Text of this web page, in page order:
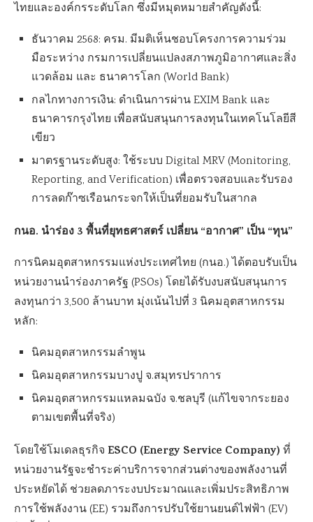
ไทยและองค์กรระดับโลก ซึ่งมีหมุดหมายสำคัญดังนี้:
ธันวาคม 2568: ครม. มีมติเห็นชอบโครงการความร่วม
มือระหว่าง กรมการเปลี่ยนแปลงสภาพภูมิอากาศและสิ่ง
แวดล้อม และ ธนาคารโลก (World Bank)
กลไกทางการเงิน: ดำเนินการผ่าน EXIM Bank และ
ธนาคารกรุงไทย เพื่อสนับสนุนการลงทุนในเทคโนโลยีสี
เขียว
มาตรฐานระดับสูง: ใช้ระบบ Digital MRV (Monitoring,
Reporting, and Verification) เพื่อตรวจสอบและรับรอง
การลดก๊าซเรือนกระจกให้เป็นที่ยอมรับในสากล
กนอ. นำร่อง 3 พื้นที่ยุทธศาสตร์ เปลี่ยน “อากาศ” เป็น “ทุน”
การนิคมอุตสาหกรรมแห่งประเทศไทย (กนอ.) ได้ตอบรับเป็น
หน่วยงานนำร่องภาครัฐ (PSOs) โดยได้รับงบสนับสนุนการ
ลงทุนกว่า 3,500 ล้านบาท มุ่งเน้นไปที่ 3 นิคมอุตสาหกรรม
หลัก:
นิคมอุตสาหกรรมลำพูน
นิคมอุตสาหกรรมบางปู จ.สมุทรปราการ
นิคมอุตสาหกรรมแหลมฉบัง จ.ชลบุรี (แก้ไขจากระยอง
ตามเขตพื้นที่จริง)
โดยใช้โมเดลธุรกิจ ESCO (Energy Service Company) ที่
หน่วยงานรัฐจะชำระค่าบริการจากส่วนต่างของพลังงานที่
ประหยัดได้ ช่วยลดภาระงบประมาณและเพิ่มประสิทธิภาพ
การใช้พลังงาน (EE) รวมถึงการปรับใช้ยานยนต์ไฟฟ้า (EV)